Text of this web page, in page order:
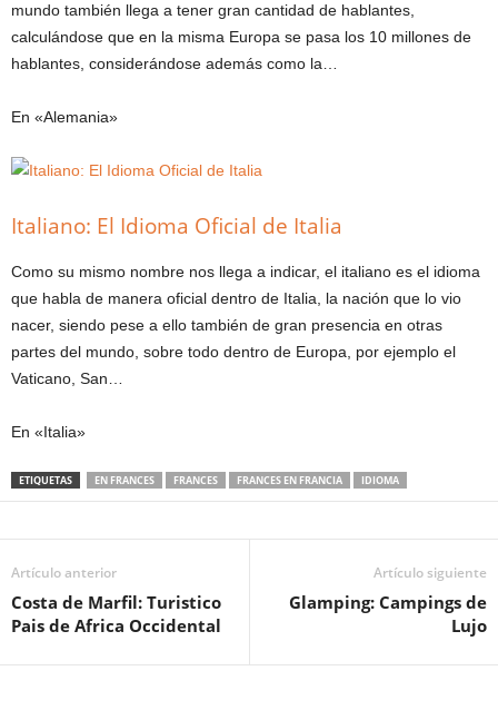
mundo también llega a tener gran cantidad de hablantes,
calculándose que en la misma Europa se pasa los 10 millones de
hablantes, considerándose además como la…
En «Alemania»
Italiano: El Idioma Oficial de Italia
Como su mismo nombre nos llega a indicar, el italiano es el idioma
que habla de manera oficial dentro de Italia, la nación que lo vio
nacer, siendo pese a ello también de gran presencia en otras
partes del mundo, sobre todo dentro de Europa, por ejemplo el
Vaticano, San…
En «Italia»
ETIQUETAS EN FRANCES FRANCES FRANCES EN FRANCIA IDIOMA
Artículo anterior
Costa de Marfil: Turistico
Pais de Africa Occidental
Artículo siguiente
Glamping: Campings de
Lujo